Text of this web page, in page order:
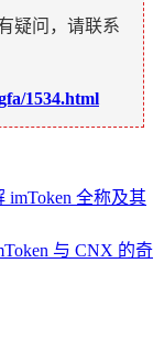
疑问，请联系
1534.html
imToken 全称及其
与 CNX 的奇